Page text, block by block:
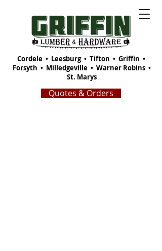
Cordele• Leesburg• Tifton • Griffin •
Forsyth • Milledgeville • Warner Robins •
St. Marys
Quotes & Orders